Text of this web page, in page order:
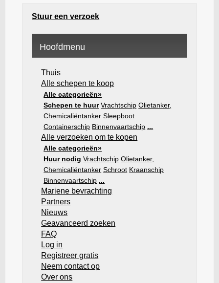
Stuur een verzoek
Hoofdmenu
Thuis
Alle schepen te koop
Alle categorieën»
Schepen te huur Vrachtschip Olietanker,
Chemicaliëntanker Sleepboot
Containerschip Binnenvaartschip ...
Alle verzoeken om te kopen
Alle categorieën»
Huur nodig Vrachtschip Olietanker,
Chemicaliëntanker Schroot Kraanschip
Binnenvaartschip ...
Mariene bevrachting
Partners
Nieuws
Geavanceerd zoeken
FAQ
Log in
Registreer gratis
Neem contact op
Over ons